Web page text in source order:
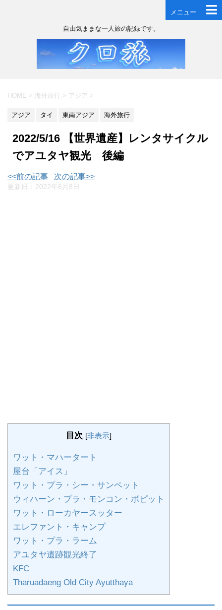
メニュー
自由気ままな一人旅の記録です。
HOME > 海外旅行 > アジア >
アジア タイ 東南アジア 海外旅行
2022/5/16 【世界遺産】レンタサイクル
でアユタヤ観光 後編
<<前の記事 次の記事>>
更新日： 2022年6月8日
目次 [非表示]
ワット・マハータート
屋台「アイス」
ワット・プラ・シー・サンペット
ウィハーン・プラ・モンコン・ボピット
ワット・ローカヤースッター
エレファント・キャンプ
ワット・プラ・ラーム
アユタヤ遺跡観光終了
KFC
Tharuadaeng Old City Ayutthaya